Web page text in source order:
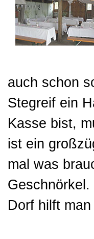
auch schon
Stegreif ein
Kasse bist,
ist ein
mal was
Dorf hilft